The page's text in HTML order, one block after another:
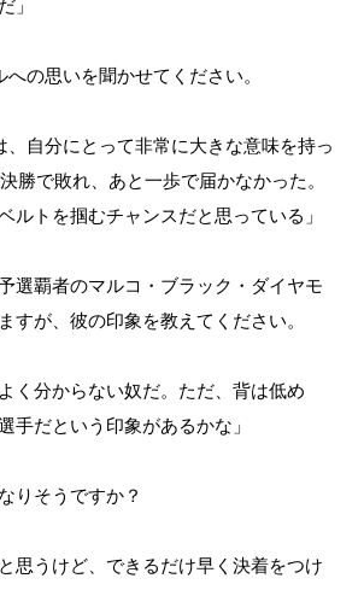
」
の思いを聞かせてください。
、自分にとって非常に大きな意味を持っ
勝で敗れ、あと一歩で届かなかった。
ルトを掴むチャンスだと思っている」
覇者のマルコ・ブラック・ダイヤモ
すが、彼の印象を教えてください。
く分からない奴だ。ただ、背は低め
手だという印象があるかな」
そうですか？
思うけど、できるだけ早く決着をつけ